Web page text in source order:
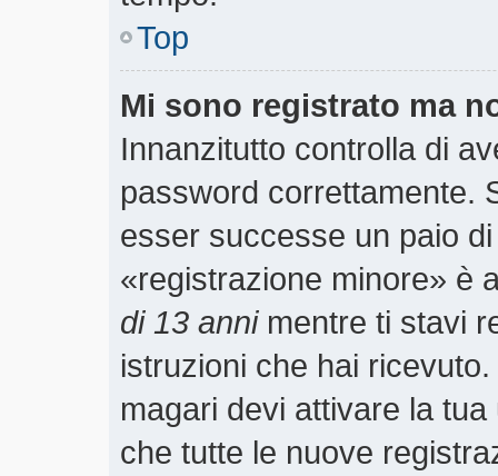
Top
Mi sono registrato ma
Innanzitutto controlla di
password correttamente.
esser successe un paio
«registrazione minore» è
di 13 annimentre ti stavi
istruzioni che hai
magari devi attivare la
che tutte le nuove